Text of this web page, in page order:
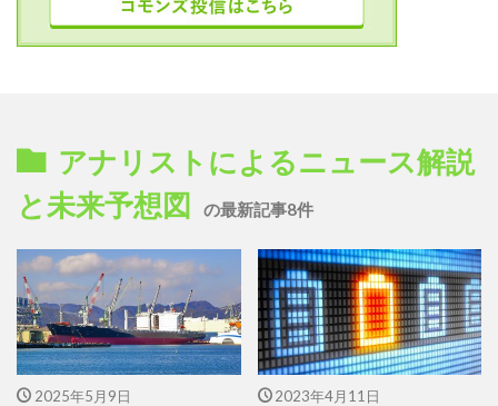
アナリストによるニュース解説
と未来予想図
の最新記事8件
2025年5月9日 2023年4月11日